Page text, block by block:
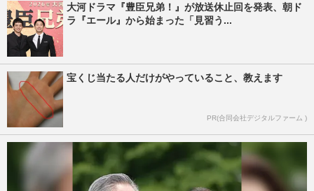
大河ドラマ『豊臣兄弟！』が放送休止回を発表、朝ド
ラ『エール』から始まった「見習う...
宝くじ当たる人だけがやっていること、教えます
PR(合同会社デジタルファーム )